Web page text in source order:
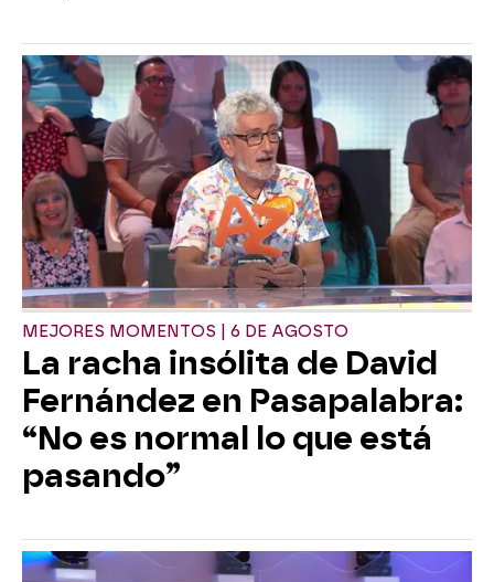
MEJORES MOMENTOS | 6 DE AGOSTO
La racha insólita de David
Fernández en Pasapalabra:
“No es normal lo que está
pasando”